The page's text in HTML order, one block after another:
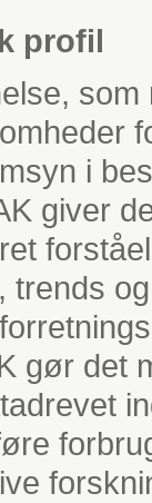
profil
i
giver
trends
gør det